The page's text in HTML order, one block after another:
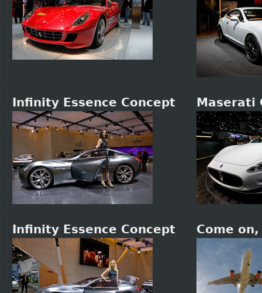
Infinity Essence Concept Maserati
Infinity Essence Concept Come